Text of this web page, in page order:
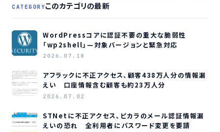
CATEGORYこのカテゴリの最新
WordPressコアに認証不要の重大な脆弱性
「wp2shell」—対象バージョンと緊急対応
2026.07.18
アフラックに不正アクセス、顧客438万人分の情報漏
えい 口座情報含む顧客も約23万人分
2026.07.02
STNetに不正アクセス、ピカラのメール認証情報漏
えいの恐れ 全利用者にパスワード変更を要請